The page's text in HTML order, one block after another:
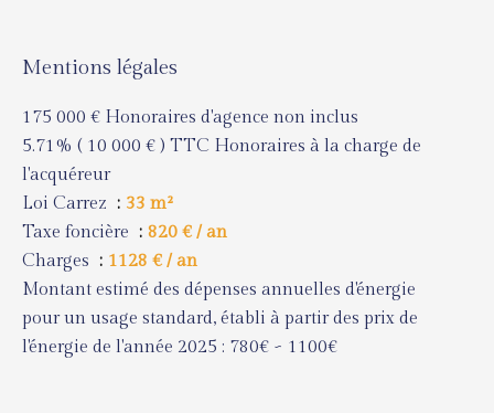
Mentions légales
175 000 € Honoraires d'agence non inclus
5.71% ( 10 000 € ) TTC Honoraires à la charge de
l'acquéreur
Loi Carrez
33 m²
Taxe foncière
820 € / an
Charges
1128 € / an
Montant estimé des dépenses annuelles d'énergie
pour un usage standard, établi à partir des prix de
l'énergie de l'année 2025 : 780€ ~ 1100€